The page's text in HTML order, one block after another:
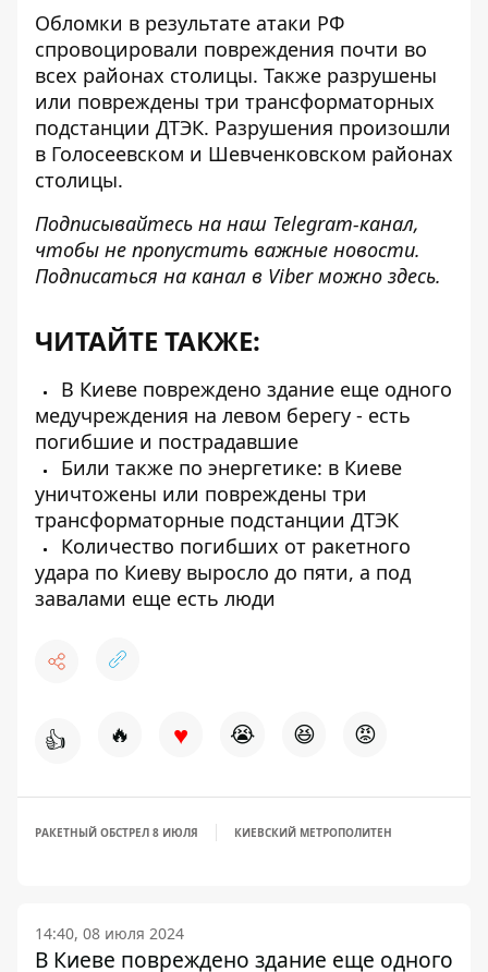
Обломки в результате атаки РФ
спровоцировали повреждения почти во
всех районах столицы. Также разрушены
или повреждены три трансформаторных
подстанции ДТЭК. Разрушения произошли
в Голосеевском и Шевченковском районах
столицы.
Подписывайтесь на наш Telegram-канал,
чтобы не пропустить важные новости.
Подписаться на канал в Viber можно здесь.
ЧИТАЙТЕ ТАКЖЕ:
В Киеве повреждено здание еще одного
медучреждения на левом берегу - есть
погибшие и пострадавшие
Били также по энергетике: в Киеве
уничтожены или повреждены три
трансформаторные подстанции ДТЭК
Количество погибших от ракетного
удара по Киеву выросло до пяти, а под
завалами еще есть люди
👍 🔥 ♥ 😭 😆 😡
РАКЕТНЫЙ ОБСТРЕЛ 8 ИЮЛЯ КИЕВСКИЙ МЕТРОПОЛИТЕН
14:40, 08 июля 2024
В Киеве повреждено здание еще одного